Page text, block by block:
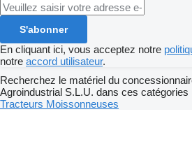
S'abonner
En cliquant ici, vous acceptez notre
notre accord utilisateur.
Recherchez le matériel du
Agroindustrial S.L.U. dans ces catégories
Tracteurs Moissonneuses